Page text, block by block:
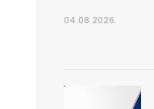
04.08.2026.